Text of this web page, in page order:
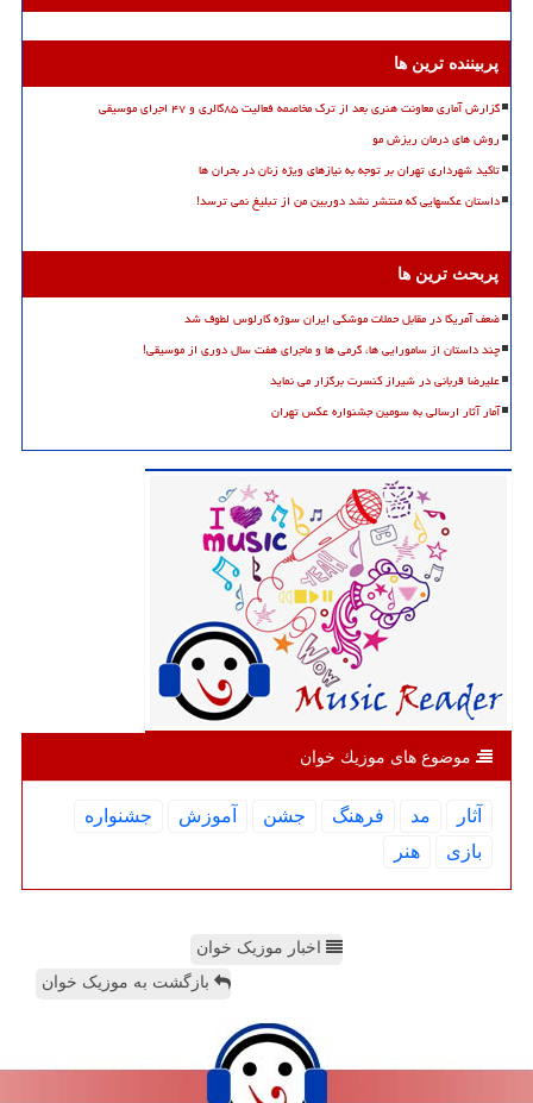
پربیننده ترین ها
گزارش آماری معاونت هنری بعد از ترک مخاصمه فعالیت ۸۵گالری و ۴۷ اجرای موسیقی
روش های درمان ریزش مو
تاکید شهرداری تهران بر توجه به نیازهای ویژه زنان در بحران ها
داستان عکسهایی که منتشر نشد دوربین من از تبلیغ نمی ترسد!
پربحث ترین ها
ضعف آمریکا در مقابل حملات موشکی ایران سوژه کارلوس لطوف شد
چند داستان از سامورایی ها، گرمی ها و ماجرای هفت سال دوری از موسیقی!
علیرضا قربانی در شیراز کنسرت برگزار می نماید
آمار آثار ارسالی به سومین جشنواره عکس تهران
موضوع های موزیك خوان
آثار مد فرهنگ جشن آموزش
جشنواره
بازی
هنر
اخبار موزیک خوان
بازگشت به موزیک خوان